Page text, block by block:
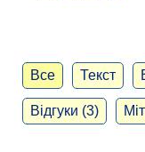
Все Текст
Відгуки (3)